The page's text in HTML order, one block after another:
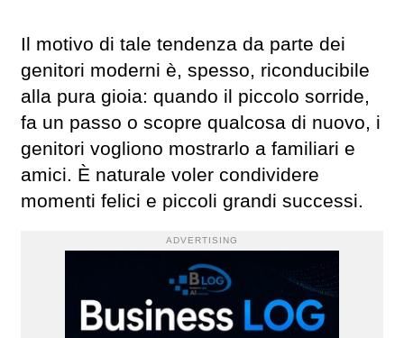
Il motivo di tale tendenza da parte dei
genitori moderni è, spesso, riconducibile
alla pura gioia: quando il piccolo sorride,
fa un passo o scopre qualcosa di nuovo, i
genitori vogliono mostrarlo a familiari e
amici. È naturale voler condividere
momenti felici e piccoli grandi successi.
ADVERTISING